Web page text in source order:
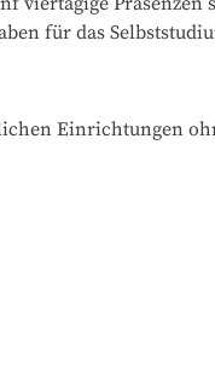
für das
Einrichtungen